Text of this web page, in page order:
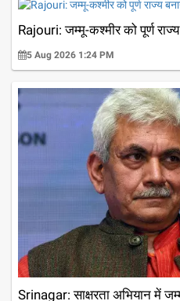
Rajouri: जम्मू-कश्मीर को पूर्ण
5 Aug 2026 1:24 PM
Srinagar: साक्षरता अभियान में